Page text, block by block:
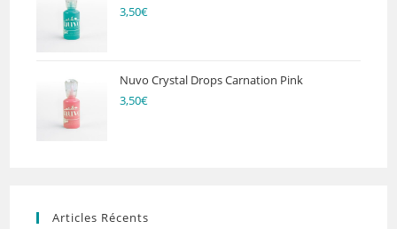
3,50€
Nuvo Crystal Drops Carnation Pink
3,50€
Articles Récents